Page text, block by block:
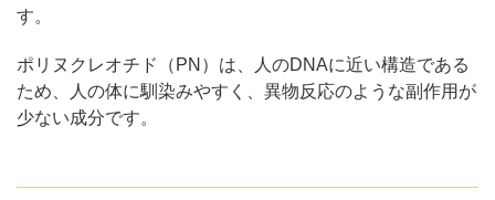
す。
ポリヌクレオチド（PN）は、人のDNAに近い構造である
ため、人の体に馴染みやすく、異物反応のような副作用が
少ない成分です。